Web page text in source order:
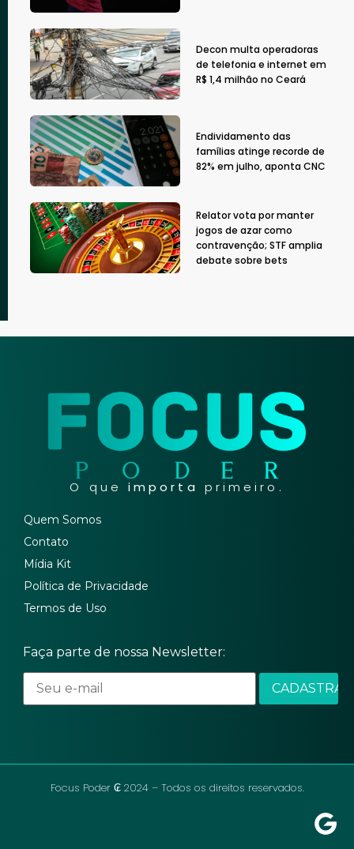
Decon multa operadoras
de telefonia e internet em
R$ 1,4 milhão no Ceará
Endividamento das
famílias atinge recorde de
82% em julho, aponta CNC
Relator vota por manter
jogos de azar como
contravenção; STF amplia
debate sobre bets
O que importa primeiro.
Quem Somos
Contato
Mídia Kit
Política de Privacidade
Termos de Uso
Faça parte de nossa Newsletter:
Focus Poder ₢ 2024 – Todos os direitos reservados.